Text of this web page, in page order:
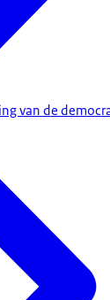
van de